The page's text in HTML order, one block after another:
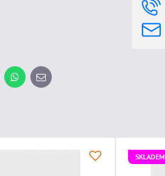
WhatsApp
E-
mail
SKLADEM